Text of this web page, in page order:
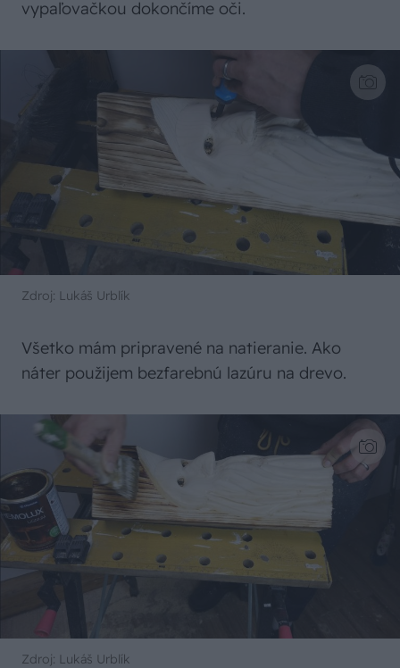
vypaľovačkou dokončíme oči.
Zdroj: Lukáš Urblík
Všetko mám pripravené na natieranie. Ako
náter použijem bezfarebnú lazúru na drevo.
Zdroj: Lukáš Urblík